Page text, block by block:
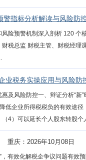
警指标分析解读与风险防
险预警机制深入剖析 120 个
税总监 财税主管、财税经
业税务实操应用与风险防
及风险防控一、辩证分析“
低企业所得税税负的有效途
4）可以延长个人股东转股个
重庆：2026年10月08日
，有效化解税企争议问题有效